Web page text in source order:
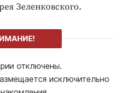
Зеленковского.
отключены.
исключительно